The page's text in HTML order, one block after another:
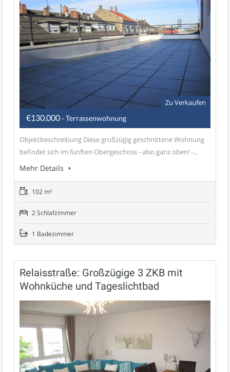
Zu Verkaufen
€130.000- Terrassenwohnung
Objektbeschreibung Diese großzügig geschnittene Wohnung
befindet sich im fünften Obergeschoss - also ganz oben! -...
Mehr Details
102 m²
2 Schlafzimmer
1 Badezimmer
Relaisstraße: Großzügige 3 ZKB mit
Wohnküche und Tageslichtbad